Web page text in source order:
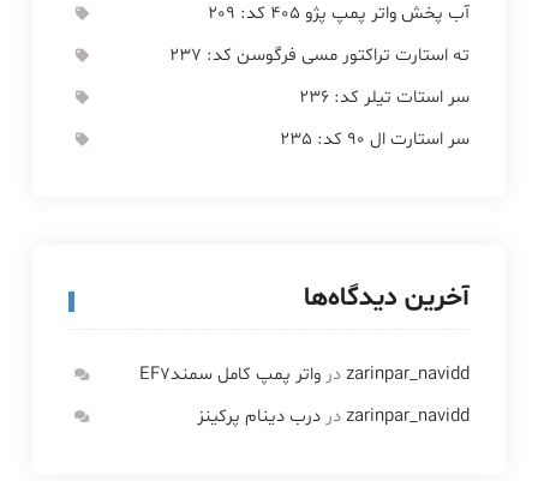
آب پخش واتر پمپ پژو 405 کد: 209
ته استارت تراکتور مسی فرگوسن کد: 237
سر استات تیلر کد: 236
سر استارت ال 90 کد: 235
آخرین دیدگاه‌ها
zarinpar_naviddدرواتر پمپ کامل سمندEF7
zarinpar_naviddدردرب دینام پرکینز